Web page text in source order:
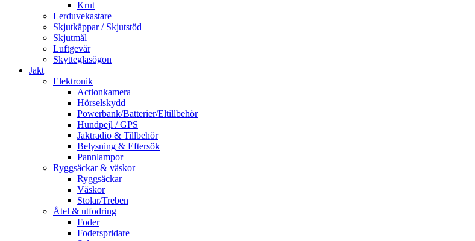
Krut
Lerduvekastare
Skjutkäppar / Skjutstöd
Skjutmål
Luftgevär
Skytteglasögon
Jakt
Elektronik
Actionkamera
Hörselskydd
Powerbank/Batterier/Eltillbehör
Hundpejl / GPS
Jaktradio & Tillbehör
Belysning & Eftersök
Pannlampor
Ryggsäckar & väskor
Ryggsäckar
Väskor
Stolar/Treben
Åtel & utfodring
Foder
Foderspridare